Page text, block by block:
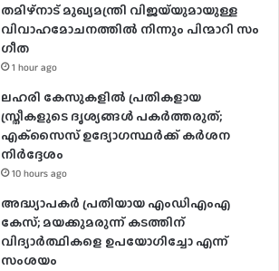
തമിഴ്നാട് മുഖ്യമന്ത്രി വിജയ്‌യുമായുള്ള
വിവാഹമോചനത്തിൽ നിന്നും പിന്മാറി സം​
ഗീത
1 hour ago
ലഹരി കേസുകളിൽ പ്രതികളായ
സ്ത്രീകളുടെ ദൃശ്യങ്ങൾ പകർത്തരുത്;
എക്‌സൈസ് ഉദ്യോഗസ്ഥർക്ക് കർശന
നിർദ്ദേശം
10 hours ago
അദ്ധ്യാപകർ പ്രതിയായ എംഡിഎംഎ
കേസ്; മയക്കുമരുന്ന് കടത്തിന്
വിദ്യാർത്ഥികളെ ഉപയോ​ഗിച്ചോ എന്ന്
സംശയം